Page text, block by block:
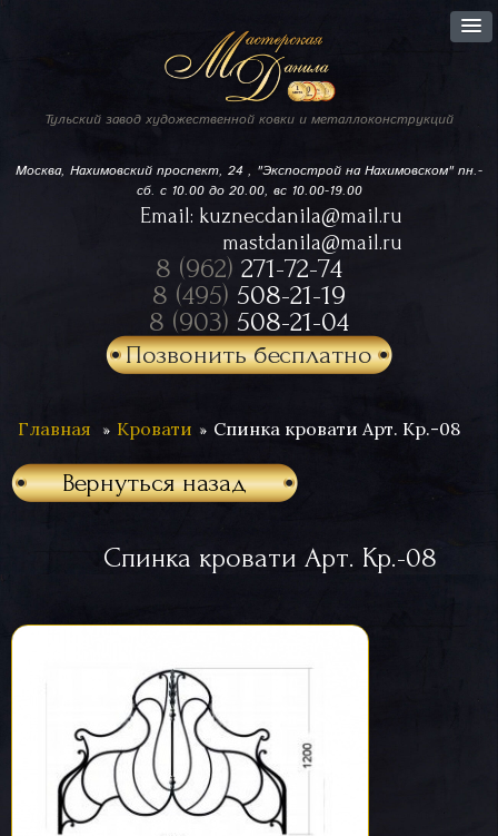
Тульский завод художественной ковки и металлоконструкций
Москва, Нахимовский проспект, 24 , "Экспострой на Нахимовском"пн.-
сб. с 10.00 до 20.00, вс 10.00-19.00
Email: kuznecdanila@mail.ru
mastdanila@mail.ru
8 (962) 271-72-74
8 (495) 508-21-19
8 (903) 508-21-04
Позвонить бесплатно
Главная Кровати Спинка кровати Арт. Кр.-08
Вернуться назад
Спинка кровати Арт. Кр.-08